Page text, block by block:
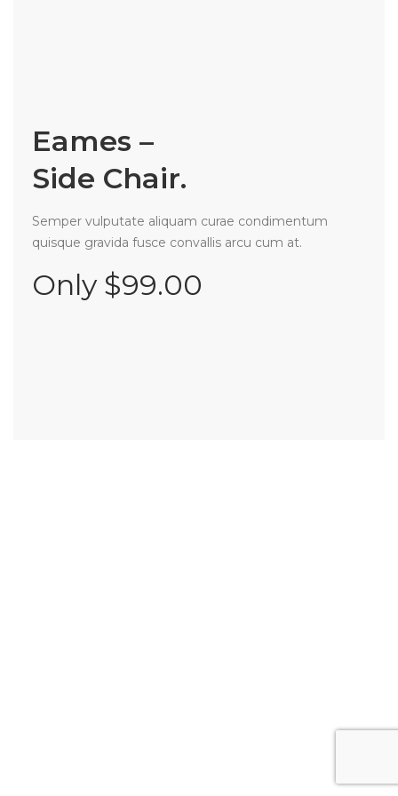
Eames –
Side Chair.
Semper vulputate aliquam curae condimentum
quisque gravida fusce convallis arcu cum at.
Only $99.00